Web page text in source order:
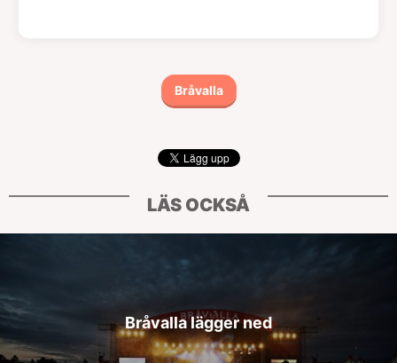
Bråvalla
LÄS OCKSÅ
Bråvalla lägger ned